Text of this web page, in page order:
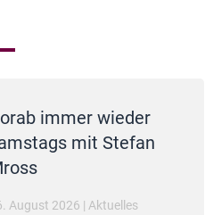
immer wieder
mit Stefan
August 2026 | Aktuelles